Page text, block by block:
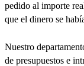
pedido al importe
que el dinero se
Nuestro
de presupuestos e